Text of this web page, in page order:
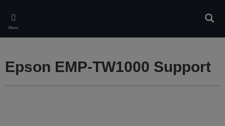
main
content
Menu
Epson EMP-TW1000 Support